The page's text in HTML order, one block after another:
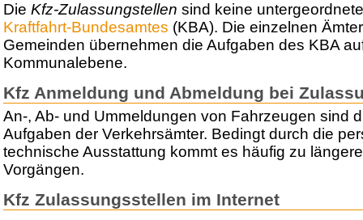
Die Kfz-Zulassungstellen sind keine
Kraftfahrt-Bundesamtes (KBA). Die einzelnen
Gemeinden übernehmen die Aufgaben des KBA
Kommunalebene.
Kfz Anmeldung und Abmeldung bei
An-, Ab- und Ummeldungen von Fahrzeugen sind
Aufgaben der Verkehrsämter. Bedingt durch die
technische Ausstattung kommt es häufig zu
Vorgängen.
Kfz Zulassungsstellen im Internet